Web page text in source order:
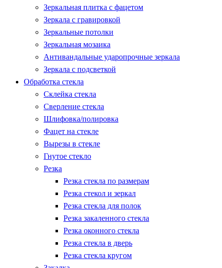
Зеркальная плитка с фацетом
Зеркала с гравировкой
Зеркальные потолки
Зеркальная мозаика
Антивандальные ударопрочные зеркала
Зеркала с подсветкой
Обработка стекла
Склейка стекла
Сверление стекла
Шлифовка/полировка
Фацет на стекле
Вырезы в стекле
Гнутое стекло
Резка
Резка стекла по размерам
Резка стекол и зеркал
Резка стекла для полок
Резка закаленного стекла
Резка оконного стекла
Резка стекла в дверь
Резка стекла кругом